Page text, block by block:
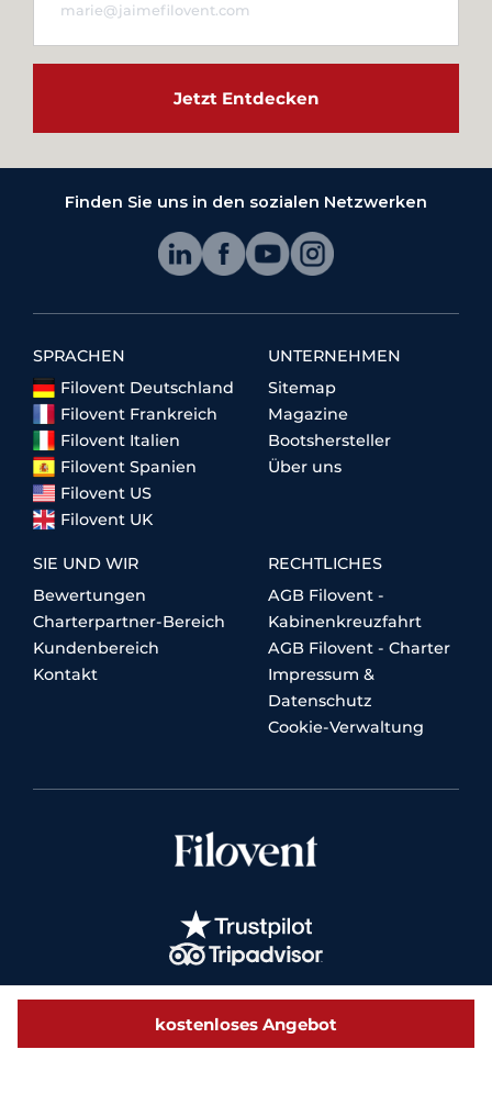
kostenloses Angebot
Jetzt Entdecken
Finden Sie uns in den sozialen Netzwerken
SPRACHEN
Filovent Deutschland
Filovent Frankreich
Filovent Italien
Filovent Spanien
Filovent US
Filovent UK
UNTERNEHMEN
Sitemap
Magazine
Bootshersteller
Über uns
SIE UND WIR
Bewertungen
Charterpartner-Bereich
Kundenbereich
Kontakt
RECHTLICHES
AGB Filovent -
Kabinenkreuzfahrt
AGB Filovent - Charter
Impressum &
Datenschutz
Cookie-Verwaltung
© 2026 Filovent